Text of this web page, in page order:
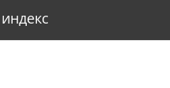
индекс